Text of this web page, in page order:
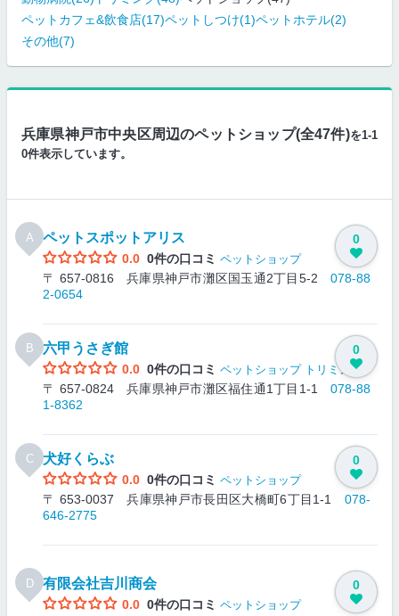
ペットカフェ&飲食店(17)ペットしつけ(1)ペットホテル(2)
その他(7)
兵庫県神戸市中央区周辺のペットショップ(全47件)を1-1
0件表示しています。
A ペットスポットアリス
0.0 0件の口コミ ペットショップ
〒 657-0816 兵庫県神戸市灘区国玉通2丁目5-2 078-88
2-0654
0
B 六甲うさぎ館
0.0 0件の口コミ ペットショップ トリミング
〒 657-0824 兵庫県神戸市灘区福住通1丁目1-1 078-88
1-8362
0
C 犬好くらぶ
0.0 0件の口コミ ペットショップ
〒 653-0037 兵庫県神戸市長田区大橋町6丁目1-1 078-
646-2775
0
D 有限会社吉川商会
0.0 0件の口コミ ペットショップ
0